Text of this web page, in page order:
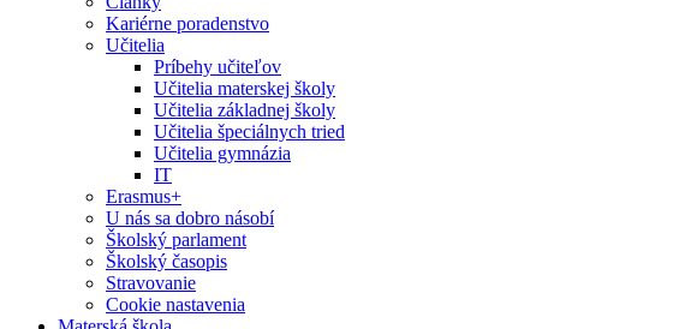
Kariérne poradenstvo
Učitelia
Príbehy učiteľov
Učitelia materskej školy
Učitelia základnej školy
Učitelia špeciálnych tried
Učitelia gymnázia
IT
Erasmus+
U nás sa dobro násobí
Školský parlament
Školský časopis
Stravovanie
Cookie nastavenia